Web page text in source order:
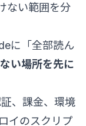
ない範囲を分
に「全部読ん
い場所を先に
、課金、環境
イのスクリプ